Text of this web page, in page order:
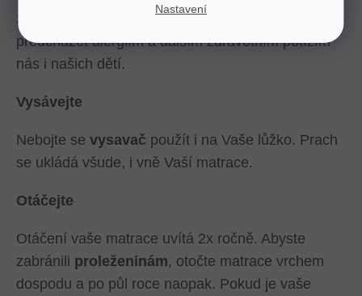
Nastavení
zmiňovaným mikroorganismům. Tím pomáháte
předcházet alergiím a dalším zdravotním potížím
nás i našich dětí.
Vysávejte
Nebojte se vysavač použít i na Vaše lůžko. Prach
se ukládá všude, i vně Vaší matrace.
Otáčejte
Otáčení vaše matrace uvítá 2x ročně. Abyste
zabránili proleženinám, otočte matrace vrchem
dospodu a po půl roce naopak. Pokud je vaše